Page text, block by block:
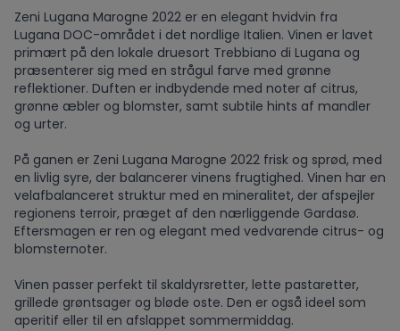
Zeni Lugana Marogne 2022 er en elegant hvidvin fra
Lugana DOC-området i det nordlige Italien. Vinen er lavet
primært på den lokale druesort Trebbiano di Lugana og
præsenterer sig med en strågul farve med grønne
reflektioner. Duften er indbydende med noter af citrus,
grønne æbler og blomster, samt subtile hints af mandler
og urter.
På ganen er Zeni Lugana Marogne 2022 frisk og sprød, med
en livlig syre, der balancerer vinens frugtighed. Vinen har en
velafbalanceret struktur med en mineralitet, der afspejler
regionens terroir, præget af den nærliggende Gardasø.
Eftersmagen er ren og elegant med vedvarende citrus- og
blomsternoter.
Vinen passer perfekt til skaldyrsretter, lette pastaretter,
grillede grøntsager og bløde oste. Den er også ideel som
aperitif eller til en afslappet sommermiddag.